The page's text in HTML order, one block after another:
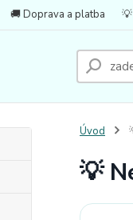
🚚 Doprava a platba
Úvod
💡